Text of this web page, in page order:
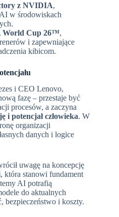
z NVIDIA,
w środowiskach
World Cup 26™,
i zapewniające
kibicom.
i CEO Lenovo,
fazę – przestaje być
procesów, a zaczyna
ę i potencjał człowieka. W
organizacji
danych i logice
uwagę na koncepcję
, która stanowi fundament
AI potrafią
do aktualnych
bezpieczeństwo i koszty.